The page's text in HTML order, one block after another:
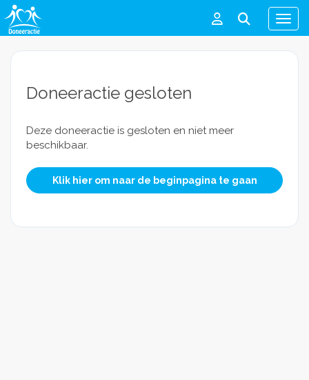
Menu
Doneeractie gesloten
Deze doneeractie is gesloten en niet meer
beschikbaar.
Klik hier om naar de beginpagina te gaan